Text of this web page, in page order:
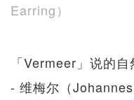
Earring）
「Vermeer」说的
- 维梅尔（